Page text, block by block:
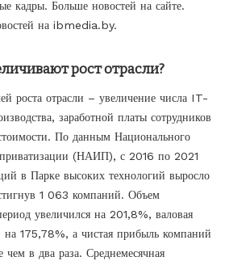
кадры. Больше новостей на сайте.
на ibmedia.by.
рост отрасли?
роста отрасли – увеличение числа IT-
заработной платы сотрудников
По данным Национального
приватизации (НАИП), с 2016 по 2021
в Парке высоких технологий выросло
1 063 компаний. Объем
увеличился на 201,8%, валовая
на 175,78%, а чистая прибыль компаний
чем в два раза. Среднемесячная